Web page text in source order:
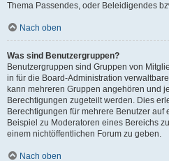
Thema Passendes, oder Beleidigendes
Nach oben
Was sind Benutzergruppen?
Benutzergruppen sind Gruppen von
in für die Board-Administration
kann mehreren Gruppen angehören und
Berechtigungen zugeteilt werden. Dies
Berechtigungen für mehrere Benutzer
Beispiel zu Moderatoren eines Bereichs
einem nichtöffentlichen Forum zu geben.
Nach oben